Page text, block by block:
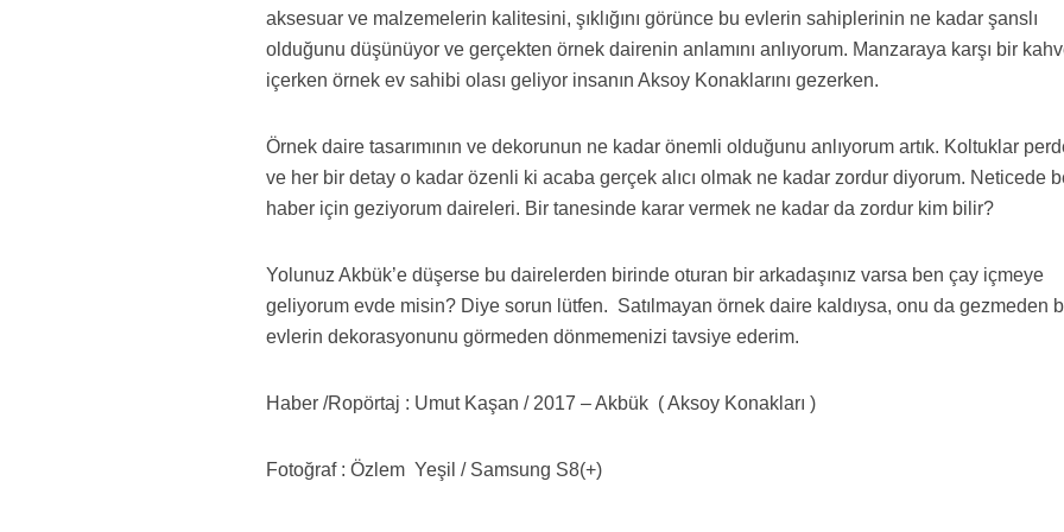
aksesuar ve malzemelerin kalitesini, şıklığını görünce bu evlerin sahiplerinin ne kadar şanslı
olduğunu düşünüyor ve gerçekten örnek dairenin anlamını anlıyorum. Manzaraya karşı bir
içerken örnek ev sahibi olası geliyor insanın Aksoy Konaklarını gezerken.
Örnek daire tasarımının ve dekorunun ne kadar önemli olduğunu anlıyorum artık. Koltuklar
ve her bir detay o kadar özenli ki acaba gerçek alıcı olmak ne kadar zordur diyorum. Neticede
haber için geziyorum daireleri. Bir tanesinde karar vermek ne kadar da zordur kim bilir?
Yolunuz Akbük’e düşerse bu dairelerden birinde oturan bir arkadaşınız varsa ben çay içmeye
geliyorum evde misin? Diye sorun lütfen. Satılmayan örnek daire kaldıysa, onu da gezmeden
evlerin dekorasyonunu görmeden dönmemenizi tavsiye ederim.
Haber /Ropörtaj : Umut Kaşan / 2017 – Akbük ( Aksoy Konakları )
Fotoğraf : Özlem Yeşil / Samsung S8(+)